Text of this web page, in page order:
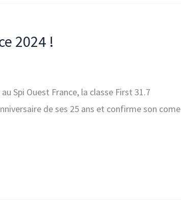
2024 !
Spi Ouest France, la classe First 31.7
de ses 25 ans et confirme son come